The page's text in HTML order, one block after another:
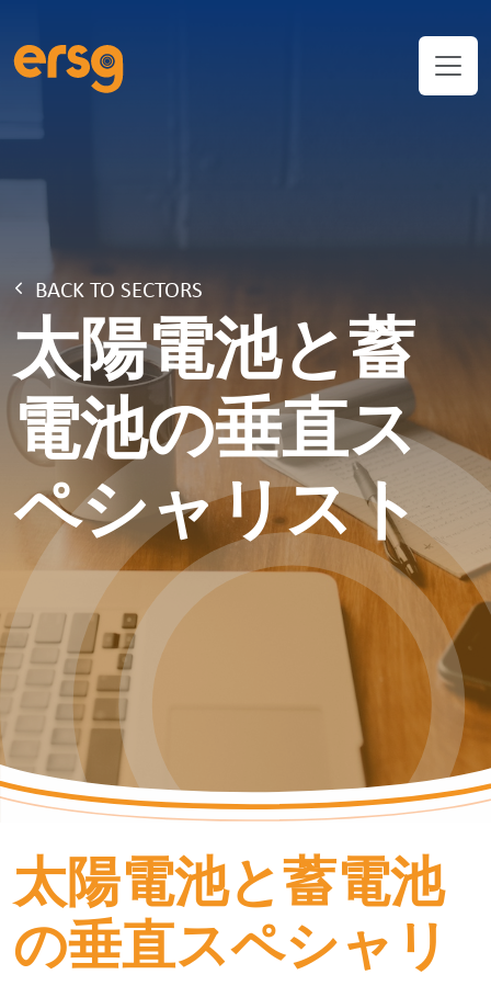
BACK TO SECTORS
太陽電池と蓄
電池の垂直ス
ペシャリスト
太陽電池と蓄電池
の垂直スペシャリ